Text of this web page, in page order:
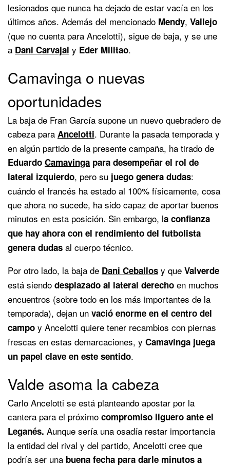
lesionados que nunca ha dejado de estar vacía en los
últimos años. Además del mencionado Mendy, Vallejo
(que no cuenta para Ancelotti), sigue de baja, y se une
a Dani Carvajal y Eder Militao.
Camavinga o nuevas
oportunidades
La baja de Fran García supone un nuevo quebradero de
cabeza para Ancelotti. Durante la pasada temporada y
en algún partido de la presente campaña, ha tirado de
Eduardo Camavinga para desempeñar el rol de
lateral izquierdo, pero su juego genera dudas:
cuándo el francés ha estado al 100% físicamente, cosa
que ahora no sucede, ha sido capaz de aportar buenos
minutos en esta posición. Sin embargo, la confianza
que hay ahora con el rendimiento del futbolista
genera dudas al cuerpo técnico.
Por otro lado, la baja de Dani Ceballos y que Valverde
está siendo desplazado al lateral derecho en muchos
encuentros (sobre todo en los más importantes de la
temporada), dejan un vació enorme en el centro del
campo y Ancelotti quiere tener recambios con piernas
frescas en estas demarcaciones, y Camavinga juega
un papel clave en este sentido.
Valde asoma la cabeza
Carlo Ancelotti se está planteando apostar por la
cantera para el próximo compromiso liguero ante el
Leganés. Aunque sería una osadía restar importancia
la entidad del rival y del partido, Ancelotti cree que
podría ser una buena fecha para darle minutos a